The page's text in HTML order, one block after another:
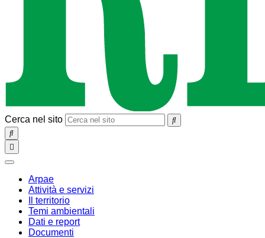
Cerca nel sito
SEARCH
Toggle
navigation
chiudi
Arpae
Attività e servizi
Il territorio
Temi ambientali
Dati e report
Documenti